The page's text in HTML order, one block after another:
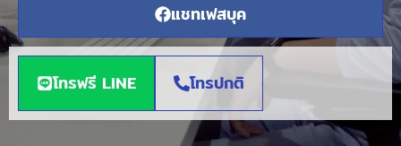
แชทเฟสบุค
โทรฟรี LINE โทรปกติ